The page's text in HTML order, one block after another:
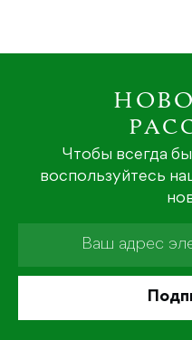
Чтобы всегда
воспользуйтесь